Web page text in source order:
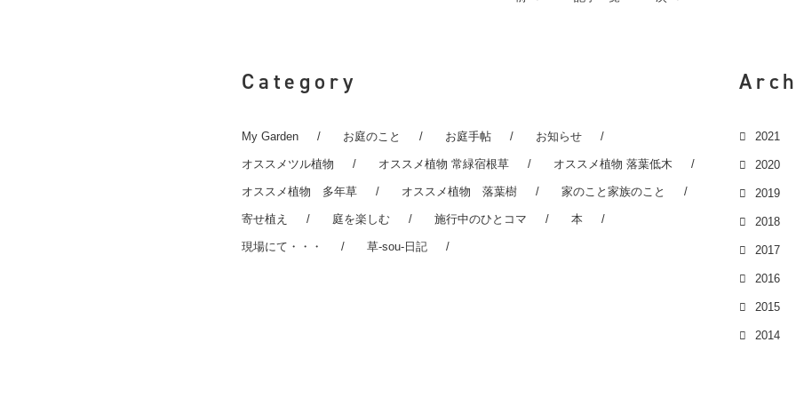
Category
My Garden お庭のこと お庭手帖 お知らせ
オススメツル植物 オススメ植物 常緑宿根草 オススメ植物 落葉低木
オススメ植物 多年草 オススメ植物 落葉樹 家のこと家族のこと
寄せ植え 庭を楽しむ 施行中のひとコマ 本
現場にて・・・ 草-sou-日記
2021
2020
2019
2018
2017
2016
2015
2014